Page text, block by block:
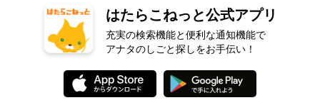
はたらこねっと公式アプリ
充実の検索機能と便利な通知機能で
アナタのしごと探しをお手伝い！